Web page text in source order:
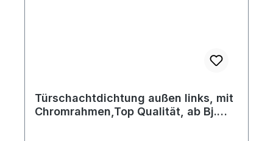
Türschachtdichtung außen links, mit
Chromrahmen,Top Qualität, ab Bj.